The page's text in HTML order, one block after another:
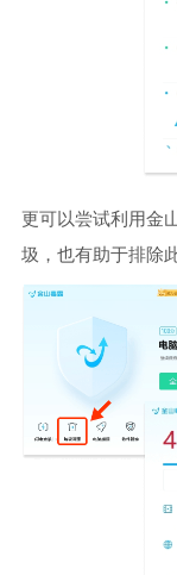
更可以尝试利用金
圾，也有助于排除